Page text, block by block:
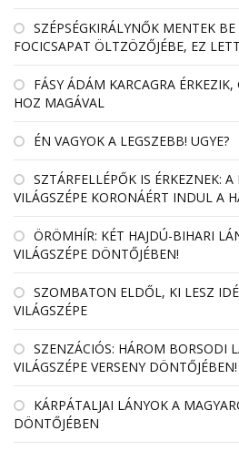
SZÉPSÉGKIRÁLYNŐK MENTEK
FOCICSAPAT ÖLTZÖZŐJÉBE, EZ
FÁSY ÁDÁM KARCAGRA ÉRKEZIK,
HOZ MAGÁVAL
ÉN VAGYOK A LEGSZEBB! UGYE?
SZTÁRFELLÉPŐK IS ÉRKEZNEK: A
VILÁGSZÉPE KORONÁÉRT INDUL A
ÖRÖMHÍR: KÉT HAJDÚ-BIHARI
VILÁGSZÉPE DÖNTŐJÉBEN!
SZOMBATON ELDŐL, KI LESZ
VILÁGSZÉPE
SZENZÁCIÓS: HÁROM BORSODI
VILÁGSZÉPE VERSENY DÖNTŐJÉBEN!
KÁRPÁTALJAI LÁNYOK A
DÖNTŐJÉBEN